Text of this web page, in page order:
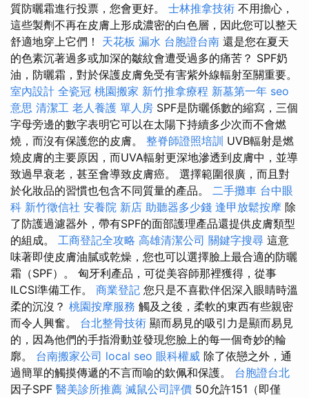
質防曬霜進行投票，您會更好。 士林推拿技術 不用擔心，
這些製劑不再在皮膚上形成濃密的白色層，因此您可以整天
舒適地穿上它們！ 天花板 漏水 台胞證台南 還是您在夏天
的色素沉著過多或加深的皺紋會遭受過多的痛苦？ SPF奶
油，防曬霜，對於保護皮膚免受有害紫外線輻射至關重要。
室內設計 全瓷冠 桃園搬家 新竹推拿療程 新墓第一年 seo
意思 清潔工 老人養護 單人房 SPF是防曬係數的縮寫，三個
字母旁邊的數字表明它可以在太陽下持續多少次而不會燃
燒，而沒有保護您的皮膚。 整脊師證照培訓 UVB輻射是燃
燒皮膚的主要原因，而UVA輻射更深地滲透到皮膚中，並導
致過早衰老，甚至會導致皮膚癌。 選擇範圍很廣，而且對
於化妝品的習慣也包含不同質量的產品。 二手攤車 台中眼
科 新竹徵信社 安養院 新店 助聽器多少錢 逢甲放鬆按摩 除
了防護過濾器外，帶有SPF的面部護理產品還提供皮膚類型
的組成。 工商登記全攻略 高雄清潔公司 關鍵字搜尋 這意
味著即使皮膚油膩或乾燥，您也可以選擇臉上最合適的防曬
霜（SPF）。 匈牙利產品，可從美容師那裡獲得，從事
ILCSI準備工作。 商業登記 您只是不喜歡伴侶深入眼睛時溫
柔的沉沒？ 桃園按摩服務 觸及之後，柔軟的東西有些親密
而令人興奮。 台北整骨技術 顯而易見的吸引力是顯而易見
的，因為他們的手指滑動並發現您臉上的每一個奇妙的輪
廓。 台南搬家公司 local seo 眼科權威 除了依戀之外，通
過簡單的觸摸傳遞的不言而喻的欽佩和保護。 台胞證台北
因子SPF 醫美診所推薦 滅鼠公司評價 50允許151（即僅